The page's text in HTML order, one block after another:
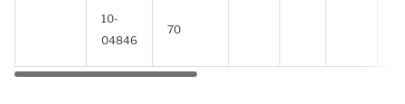
10-
04846
70